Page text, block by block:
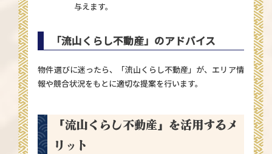
与えます。
「流山くらし不動産」のアドバイス
物件選びに迷ったら、 「流山くらし不動産」 が、エリア情
報や競合状況をもとに適切な提案を行います。
「流山くらし不動産」を活用するメ
リット